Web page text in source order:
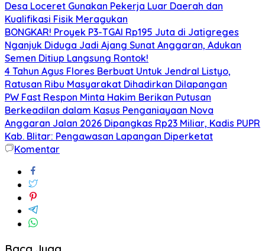
Desa Loceret Gunakan Pekerja Luar Daerah dan
Kualifikasi Fisik Meragukan
BONGKAR! Proyek P3-TGAI Rp195 Juta di Jatigreges
Nganjuk Diduga Jadi Ajang Sunat Anggaran, Adukan
Semen Ditiup Langsung Rontok!
4 Tahun Agus Flores Berbuat Untuk Jendral Listyo,
Ratusan Ribu Masyarakat Dihadirkan Dilapangan
PW Fast Respon Minta Hakim Berikan Putusan
Berkeadilan dalam Kasus Penganiayaan Nova
Anggaran Jalan 2026 Dipangkas Rp23 Miliar, Kadis PUPR
Kab. Blitar: Pengawasan Lapangan Diperketat
Komentar